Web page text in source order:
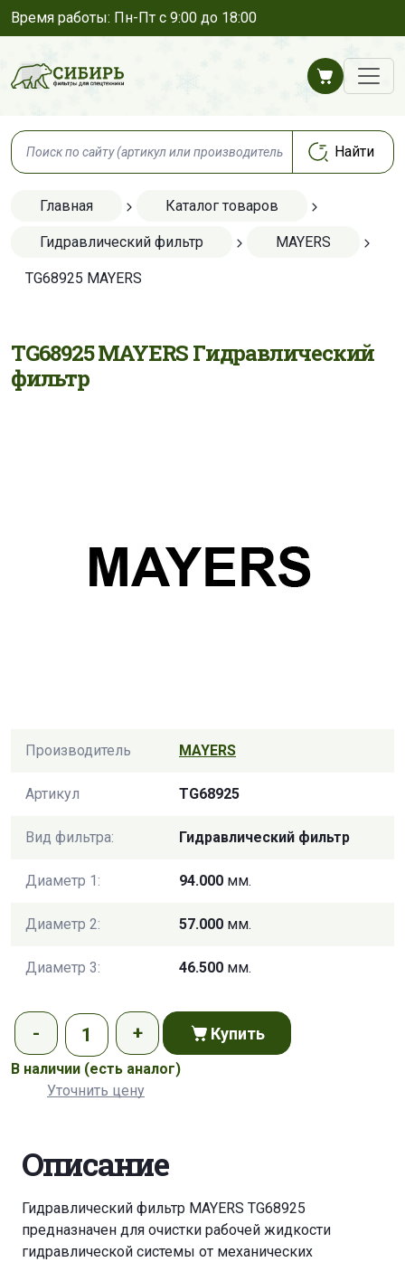
Время работы: Пн-Пт с 9:00 до 18:00
Главная Каталог товаров
Гидравлический фильтр MAYERS
TG68925 MAYERS
TG68925 MAYERS Гидравлический
фильтр
Производитель MAYERS
Артикул TG68925
Вид фильтра: Гидравлический фильтр
Диаметр 1: 94.000 мм.
Диаметр 2: 57.000 мм.
Диаметр 3: 46.500 мм.
Купить
В наличии (есть аналог)
Уточнить цену
Описание
Гидравлический фильтр MAYERS TG68925
предназначен для очистки рабочей жидкости
гидравлической системы от механических